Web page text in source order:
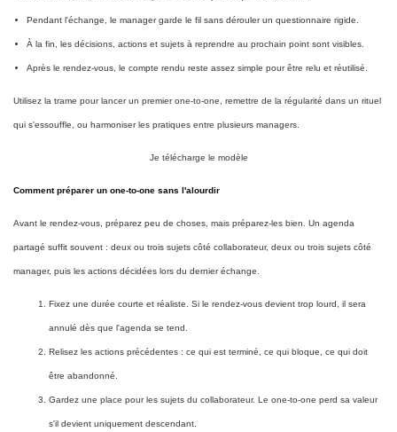
Pendant l'échange, le manager garde le fil sans dérouler un questionnaire rigide.
À la fin, les décisions, actions et sujets à reprendre au prochain point sont visibles.
Après le rendez-vous, le compte rendu reste assez simple pour être relu et réutilisé.
Utilisez la trame pour lancer un premier one-to-one, remettre de la régularité dans un rituel
qui s'essouffle, ou harmoniser les pratiques entre plusieurs managers.
Je télécharge le modèle
Comment préparer un one-to-one sans l'alourdir
Avant le rendez-vous, préparez peu de choses, mais préparez-les bien. Un agenda
partagé suffit souvent : deux ou trois sujets côté collaborateur, deux ou trois sujets côté
manager, puis les actions décidées lors du dernier échange.
Fixez une durée courte et réaliste. Si le rendez-vous devient trop lourd, il sera
annulé dès que l'agenda se tend.
Relisez les actions précédentes : ce qui est terminé, ce qui bloque, ce qui doit
être abandonné.
Gardez une place pour les sujets du collaborateur. Le one-to-one perd sa valeur
s'il devient uniquement descendant.